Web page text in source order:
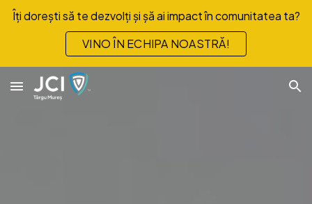
Skip to main content
Îți dorești să te dezvolți și șă ai impact în comunitatea ta?
VINO ÎN ECHIPA NOASTRĂ!